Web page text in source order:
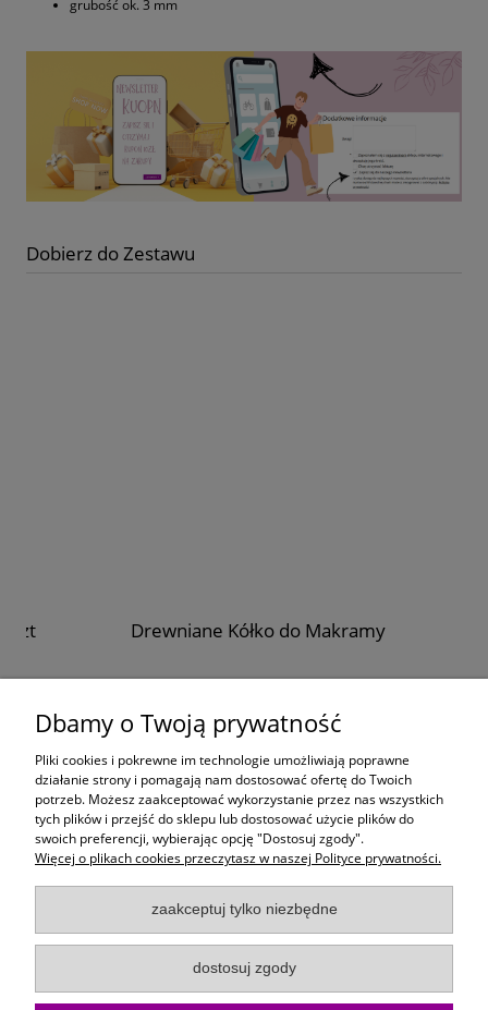
grubość ok. 3 mm
Dobierz do Zestawu
Drewniane Kółko do Makramy
Moje konto
Płatności i dostawa
Informacje
O Firmie
Dbamy o Twoją prywatność
Pliki cookies i pokrewne im technologie umożliwiają poprawne
działanie strony i pomagają nam dostosować ofertę do Twoich
potrzeb. Możesz zaakceptować wykorzystanie przez nas wszystkich
tych plików i przejść do sklepu lub dostosować użycie plików do
swoich preferencji, wybierając opcję "Dostosuj zgody".
Więcej o plikach cookies przeczytasz w naszej Polityce prywatności.
zaakceptuj tylko niezbędne
dostosuj zgody